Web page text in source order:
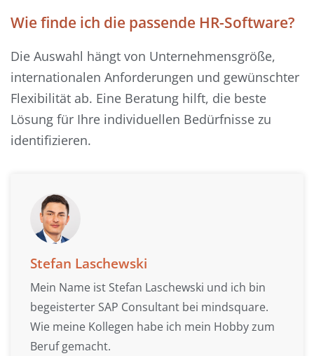
Wie finde ich die passende HR-Software?
Die Auswahl hängt von Unternehmensgröße,
internationalen Anforderungen und gewünschter
Flexibilität ab. Eine Beratung hilft, die beste
Lösung für Ihre individuellen Bedürfnisse zu
identifizieren.
Stefan Laschewski
Mein Name ist Stefan Laschewski und ich bin
begeisterter SAP Consultant bei mindsquare.
Wie meine Kollegen habe ich mein Hobby zum
Beruf gemacht.